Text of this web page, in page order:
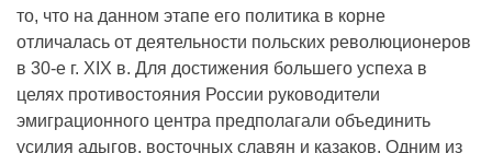
то, что на данном этапе его политика в корне
отличалась от деятельности польских революционеров
в 30-е г. XIX в. Для достижения большего успеха в
целях противостояния России руководители
эмиграционного центра предполагали объединить
усилия адыгов, восточных славян и казаков. Одним из